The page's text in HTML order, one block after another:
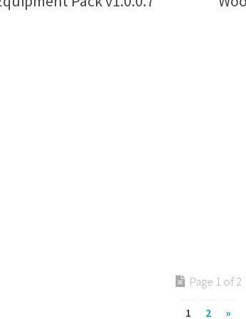
Page 1 of 2
1 2 »